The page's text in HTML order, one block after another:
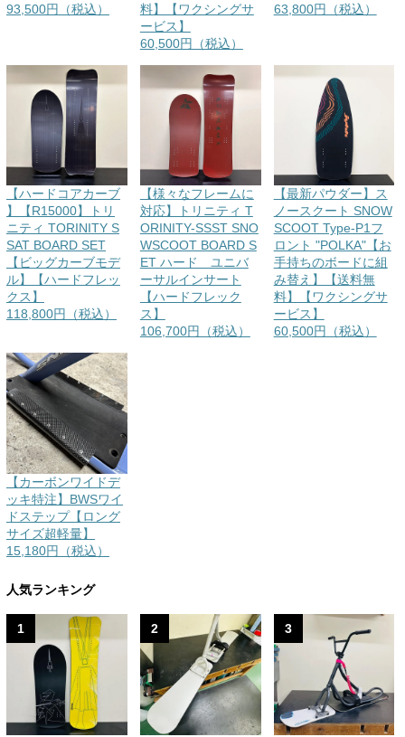
93,500円（税込）
料】【ワクシングサ
ービス】
60,500円（税込）
63,800円（税込）
【ハードコアカーブ
】【R15000】トリ
ニティ TORINITY S
SAT BOARD SET
【ビッグカーブモデ
ル】【ハードフレッ
クス】
118,800円（税込）
【様々なフレームに
対応】トリニティ T
ORINITY-SSST SNO
WSCOOT BOARD S
ET ハード ユニバ
ーサルインサート
【ハードフレック
ス】
106,700円（税込）
【最新パウダー】ス
ノースクート SNOW
SCOOT Type-P1フ
ロント "POLKA"【お
手持ちのボードに組
み替え】【送料無
料】【ワクシングサ
ービス】
60,500円（税込）
【カーボンワイドデ
ッキ特注】BWSワイ
ドステップ【ロング
サイズ超軽量】
15,180円（税込）
人気ランキング
1 2 3